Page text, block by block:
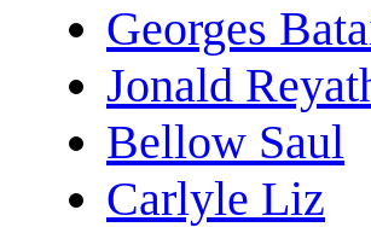
Georges
Jonald
Bellow Saul
Carlyle Liz